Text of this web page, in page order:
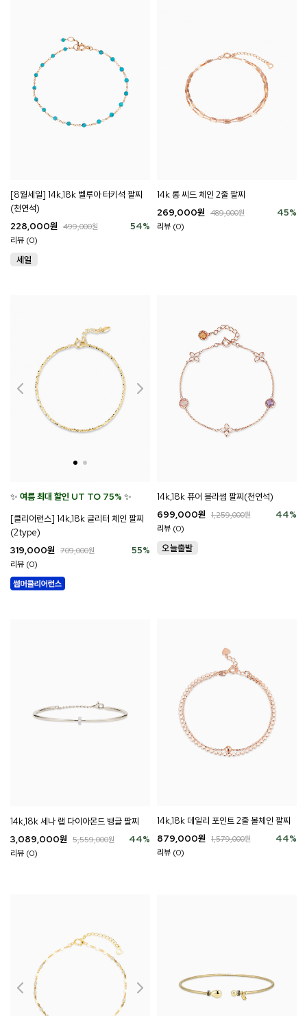
[8월세일] 14k,18k 벨루아 터키석 팔찌
(천연석)
54%
228,000원 499,000원
리뷰 (0)
14k 롱 씨드 체인 2줄 팔찌
45%
269,000원 489,000원
리뷰 (0)
✨ 여름 최대 할인 UT TO 75% ✨
[클리어런스] 14k,18k 글리터 체인 팔찌
(2type)
55%
319,000원 709,000원
리뷰 (0)
14k,18k 퓨어 블라썸 팔찌(천연석)
44%
699,000원 1,259,000원
리뷰 (0)
14k,18k 세나 랩 다이아몬드 뱅글 팔찌
44%
3,089,000원 5,559,000원
리뷰 (0)
14k,18k 데일리 포인트 2줄 볼체인 팔찌
44%
879,000원 1,579,000원
리뷰 (0)